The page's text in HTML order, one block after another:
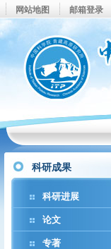
网站地图 邮箱登录
科研成果
科研进展
论文
专著